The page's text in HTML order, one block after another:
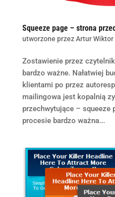
Squeeze page – strona
utworzone przezArtur Wiktor
Zostawienie przez
bardzo ważne. Nałatwiej
klientami po przez
mailingowa jest kopalnią
przechwytujące – squeeze
procesie bardzo ważna...